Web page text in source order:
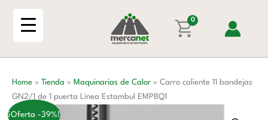
0
Home » Tienda » Maquinarias de Calor » Carro caliente 11 bandejas
GN2/1 de 1 puerta Línea Estambul EMPBQ1
¡Oferta -39%!
GN2/1
de
1
Línea
Estambul
EMPBQ1